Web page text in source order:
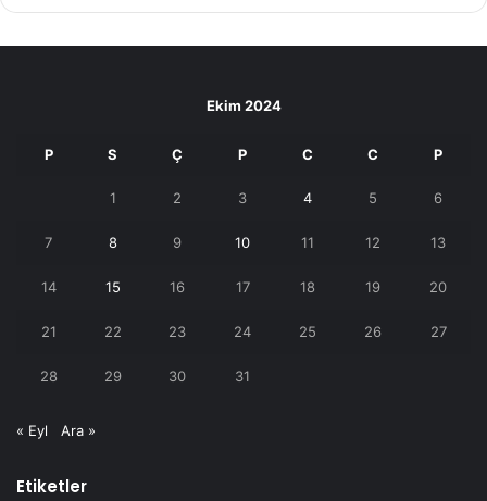
Ekim 2024
P S Ç P C C P
1 2 3 4 5 6
7 8 9 10 11 12 13
14 15 16 17 18 19 20
21 22 23 24 25 26 27
28 29 30 31
« Eyl Ara »
Etiketler